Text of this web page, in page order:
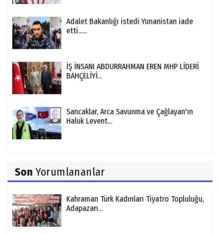
Adalet Bakanlığı istedi Yunanistan iade
etti......
İŞ İNSANI ABDURRAHMAN EREN MHP LİDERİ
BAHÇELİYİ...
Sancaklar, Arca Savunma ve Çağlayan'ın
Haluk Levent...
Son Yorumlananlar
Kahraman Türk Kadınları Tiyatro Topluluğu,
Adapazarı...